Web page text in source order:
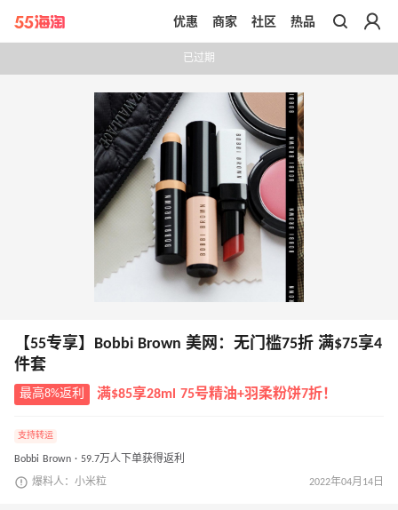
带你去官网买正品
优惠 商家 社区 热品
已过期
【55专享】Bobbi Brown 美网：无门槛75折 满$75享4
件套
最高8%返利 满$85享28ml 75号精油+羽柔粉饼7折！
支持转运
Bobbi Brown · 59.7万人下单获得返利
爆料人：小米粒 2022年04月14日